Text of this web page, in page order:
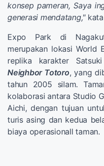
konsep pameran, Saya
generasi mendatang,"kata
Expo Park di
merupakan lokasi World
replika karakter
Neighbor Totoro, yang
tahun 2005 silam.
kolaborasi antara Studio
Aichi, dengan tujuan
turis asing dan kedua
biaya operasionall taman.